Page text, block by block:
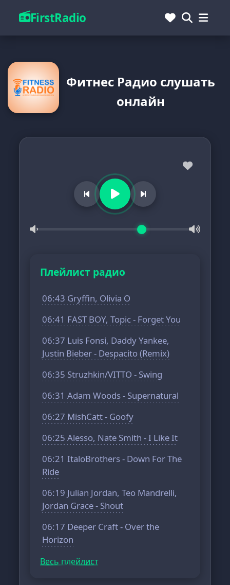
FirstRadio
Фитнес Радио слушать
онлайн
Плейлист радио
06:43 Gryffin, Olivia O
06:41 FAST BOY, Topic - Forget You
06:37 Luis Fonsi, Daddy Yankee,
Justin Bieber - Despacito (Remix)
06:35 Struzhkin/VITTO - Swing
06:31 Adam Woods - Supernatural
06:27 MishCatt - Goofy
06:25 Alesso, Nate Smith - I Like It
06:21 ItaloBrothers - Down For The
Ride
06:19 Julian Jordan, Teo Mandrelli,
Jordan Grace - Shout
06:17 Deeper Craft - Over the
Horizon
Весь плейлист